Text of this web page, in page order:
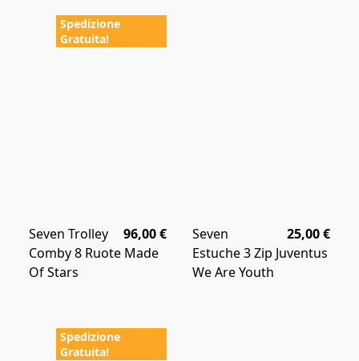
Spedizione
Gratuita!
96,00 €
Seven Trolley
Comby 8 Ruote Made
Of Stars
25,00 €
Seven
Estuche 3 Zip Juventus
We Are Youth
Spedizione
Gratuita!